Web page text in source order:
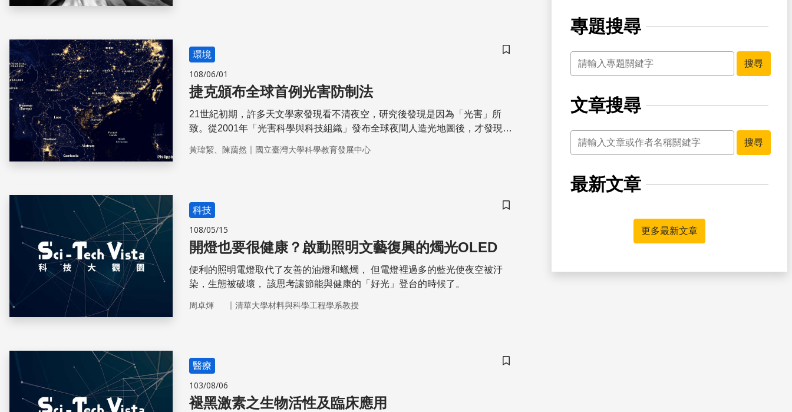
儲存書籤
環境
108/06/01
捷克頒布全球首例光害防制法
21世紀初期，許多天文學家發現看不清夜空，研究後發現是因為「光害」所
致。從2001年「光害科學與科技組織」發布全球夜間人造光地圖後，才發現光
在2002年6月1日，頒布並施行了全球首部管制「光害」的法律，成為第一個向
黃瑋絜、陳藹然 ｜ 國立臺灣大學科學教育發展中心
儲存書籤
科技
108/05/15
開燈也要很健康？啟動照明文藝復興的燭光OLED
便利的照明電燈取代了友善的油燈和蠟燭， 但電燈裡過多的藍光使夜空被汙
染，生態被破壞， 該思考讓節能與健康的「好光」登台的時候了。
周卓煇 ｜ 清華大學材料與科學工程學系教授
儲存書籤
醫療
103/08/06
褪黑激素之生物活性及臨床應用
專題搜尋
關鍵字
搜尋
文章搜尋
關鍵字
搜尋
最新文章
更多最新文章